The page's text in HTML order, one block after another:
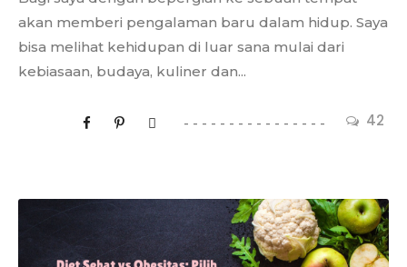
42
akan memberi pengalaman baru dalam hidup. Saya
bisa melihat kehidupan di luar sana mulai dari
kebiasaan, budaya, kuliner dan...